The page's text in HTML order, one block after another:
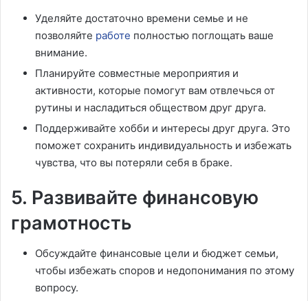
Уделяйте достаточно времени семье и не
позволяйте работе полностью поглощать ваше
внимание.
Планируйте совместные мероприятия и
активности, которые помогут вам отвлечься от
рутины и насладиться обществом друг друга.
Поддерживайте хобби и интересы друг друга. Это
поможет сохранить индивидуальность и избежать
чувства, что вы потеряли себя в браке.
5. Развивайте финансовую
грамотность
Обсуждайте финансовые цели и бюджет семьи,
чтобы избежать споров и недопонимания по этому
вопросу.